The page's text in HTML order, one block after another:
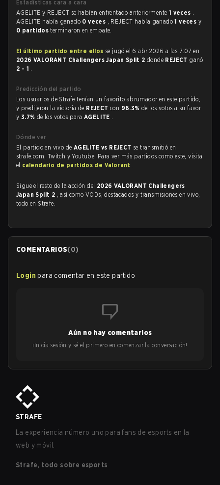
Estadísticas cara a cara
AGELITE y REJECT se habían enfrentado anteriormente 1 veces .
AGELITE había ganado 0 veces , REJECT había ganado1 veces y
0 partidosterminaron en empate.
El último partido entre ellos se jugó el 6 abr 2026 a las 7:07 en
2026 VALORANT Challengers Japan Split 2 donde REJECT ganó
2 - 1 .
Predicción del partido
Los usuarios de Strafe tenían un favorito abrumador en este partido,
y predijeron la victoria de REJECTcon 96.3%de los votos a su favor
y 3.7% de los votos paraAGELITE .
Dónde ver
El partido en vivo de AGELITE vs REJECT se transmitió en
strafe.com, Twitch y Youtube. Para ver más partidos como este, visita
el calendario de partidos de Valorant .
Sigue el resto de la acción del 2026 VALORANT Challengers
Japan Split 2 , así como VODs, destacados y transmisiones en vivo,
todo en Strafe.
COMENTARIOS(0)
Login para comentar en este partido
Aún no hay comentarios
¡Inicia sesión y sé el primero en comenzar la conversación!
STRAFE
La experiencia número uno para fans de esports en la
web y móvil.
Strafe, todo sobre esports